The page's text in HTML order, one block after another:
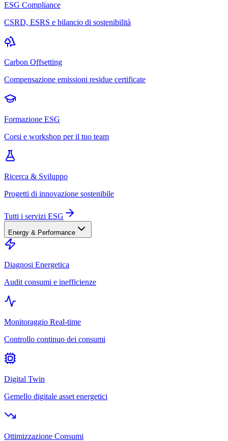
ESG Compliance
CSRD, ESRS e bilancio di sostenibilità
Carbon Offsetting
Compensazione emissioni residue certificate
Formazione ESG
Corsi e workshop per il tuo team
Ricerca & Sviluppo
Progetti di innovazione sostenibile
Tutti i servizi ESG
Energy & Performance
Diagnosi Energetica
Audit consumi e inefficienze
Monitoraggio Real-time
Controllo continuo dei consumi
Digital Twin
Gemello digitale asset energetici
Ottimizzazione Consumi